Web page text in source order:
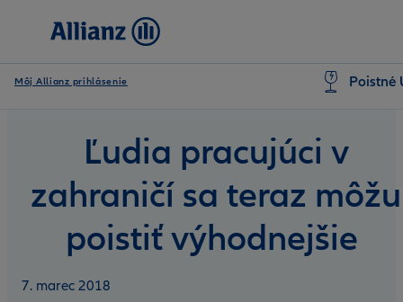
Môj Allianz prihlásenie Poistné
Ľudia pracujúci v
zahraničí sa teraz môžu
poistiť výhodnejšie
7. marec 2018